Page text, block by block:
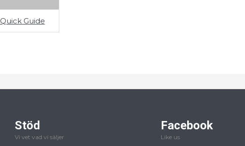
Quick Guide
Stöd
Vi vet vad vi säljer
Facebook
Like us